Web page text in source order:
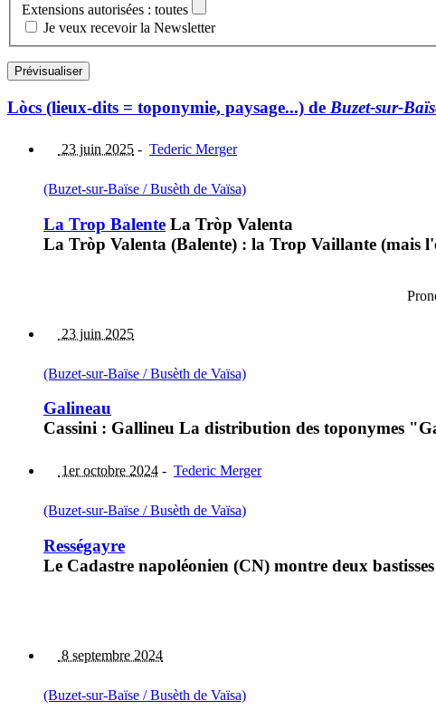
Extensions autorisées : toutes
Je veux recevoir la Newsletter
Lòcs (lieux-dits = toponymie, paysage...) de Buzet-sur-
23 juin 2025 - Tederic Merger
(Buzet-sur-Baïse / Busèth de Vaïsa)
La Trop Balente La Tròp Valenta
La Tròp Valenta (Balente) : la Trop Vaillante (mais
23 juin 2025
(Buzet-sur-Baïse / Busèth de Vaïsa)
Galineau
Cassini : Gallineu La distribution des toponymes
1er octobre 2024 - Tederic Merger
(Buzet-sur-Baïse / Busèth de Vaïsa)
Rességayre
Le Cadastre napoléonien (CN) montre deux
8 septembre 2024
(Buzet-sur-Baïse / Busèth de Vaïsa)